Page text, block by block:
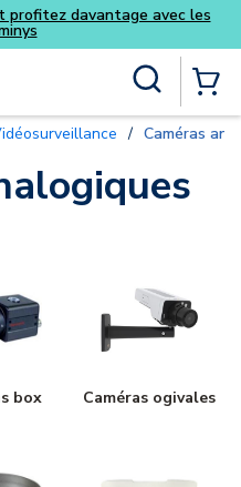
main content
Vidéosurveillance / Caméras
box Caméras ogivales